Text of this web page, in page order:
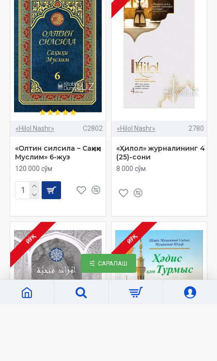
«Hilol Nashr» C2802
«Олтин силсила – Саҳиҳи
Муслим» 6-жуз
120 000 сўм
«Hilol Nashr» 2780
«Ҳилол» журналининг 4
(25)-сони
8 000 сўм
ЙЎҚ ЙЎҚ
САРАЛАШ